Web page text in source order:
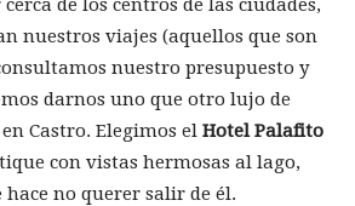
de los centros de las ciudades,
nuestros viajes (aquellos que son
nuestro presupuesto y
darnos uno que otro lujo de
Castro. Elegimos el Hotel Palafito
con vistas hermosas al lago,
no querer salir de él.